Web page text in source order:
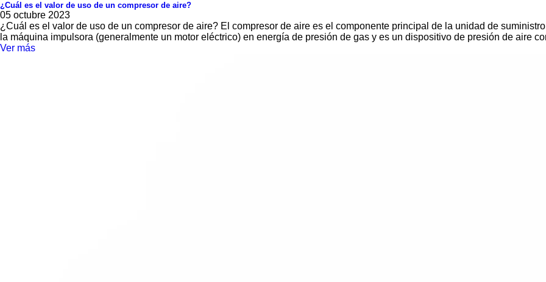
¿Cuál es el valor de uso de un compresor de aire?
05 octubre 2023
¿Cuál es el valor de uso de un compresor de aire? El compresor de aire es el componente principal de la unidad de
la máquina impulsora (generalmente un motor eléctrico) en energía de presión de gas y es un dispositivo de presión de aire
Ver más